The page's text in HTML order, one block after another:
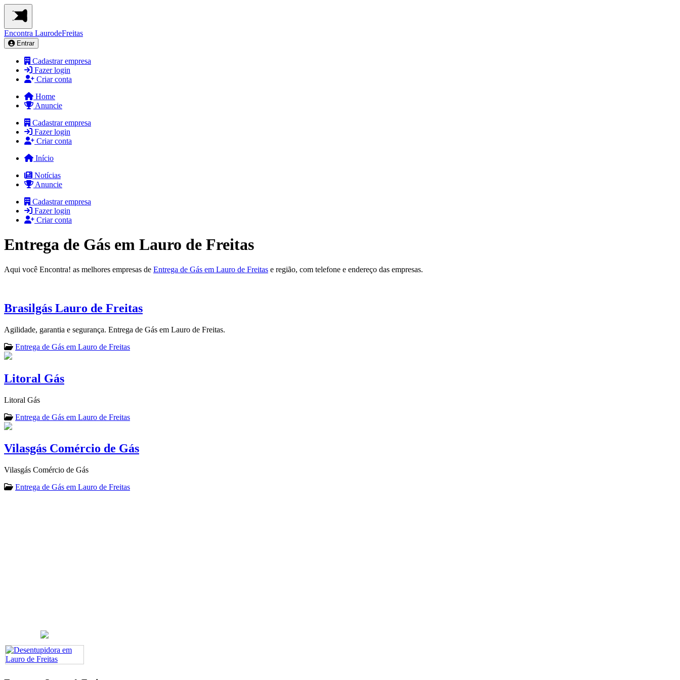
Encontra LaurodeFreitas
Entrar
Cadastrar empresa
Fazer login
Criar conta
Home
Anuncie
Cadastrar empresa
Fazer login
Criar conta
Início
Notícias
Anuncie
Cadastrar empresa
Fazer login
Criar conta
Entrega de Gás em Lauro de Freitas
Aqui você Encontra! as melhores empresas de Entrega de Gás em Lauro de Freitas e região, com telefone e endereço das empresas.
Brasilgás Lauro de Freitas
Agilidade, garantia e segurança. Entrega de Gás em Lauro de Freitas.
Entrega de Gás em Lauro de Freitas
Litoral Gás
Litoral Gás
Entrega de Gás em Lauro de Freitas
Vilasgás Comércio de Gás
Vilasgás Comércio de Gás
Entrega de Gás em Lauro de Freitas